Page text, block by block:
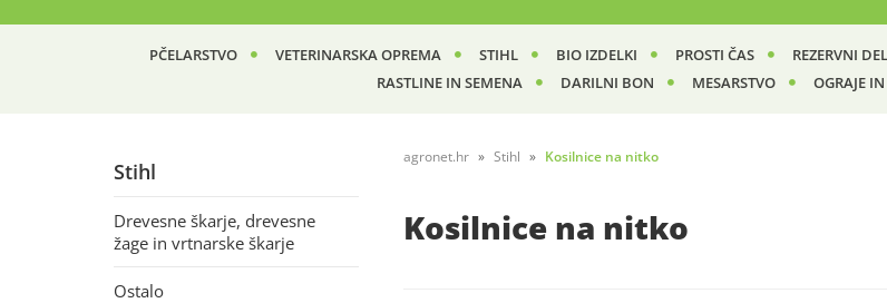
PČELARSTVO VETERINARSKA OPREMA STIHL BIO IZDELKI PROSTI ČAS REZERVNI
RASTLINE IN SEMENA
DARILNI BON MESARSTVO OGRAJE
Stihl
Drevesne škarje, drevesne
žage in vrtnarske škarje
Ostalo
agronet.hr Stihl Kosilnice na nitko
Kosilnice na nitko